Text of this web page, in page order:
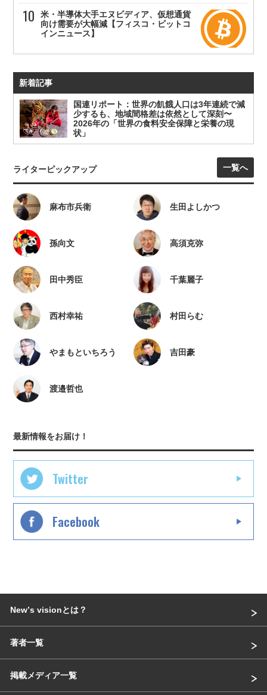
米・半導体大手エヌビディア、仮想通貨
向け需要が大幅減【フィスコ・ビットコ
インニュース】
新着記事
国連リポート：世界の飢餓人口は3年連続で減
少するも、地域間格差は依然として深刻〜
2026年の「世界の食料安全保障と栄養の現
状」
ライターピックアップ 一覧へ
麻布市兵衛 生田よしかつ
孫向文 高須克弥
田中秀臣 千葉麗子
西村幸祐 村田らむ
やまもといちろう 吉田豪
渡邉哲也
最新情報をお届け！
Twitter
Facebook
Newʼs visionとは？
著者一覧
掲載メディア一覧